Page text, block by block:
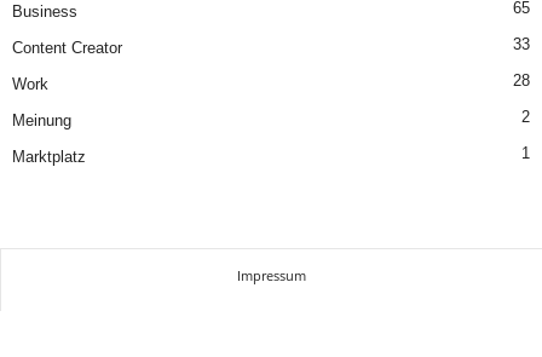
Business 65
Content Creator 33
Work 28
Meinung 2
Marktplatz 1
Impressum